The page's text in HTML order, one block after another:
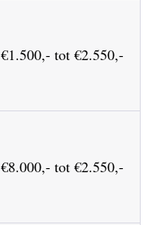
€1.500,- tot €2.550,-
€8.000,- tot €2.550,-